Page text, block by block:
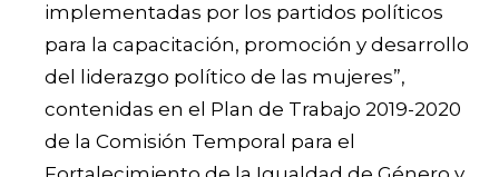
implementadas por los partidos políticos
para la capacitación, promoción y desarrollo
del liderazgo político de las mujeres”,
contenidas en el Plan de Trabajo 2019-2020
de la Comisión Temporal para el